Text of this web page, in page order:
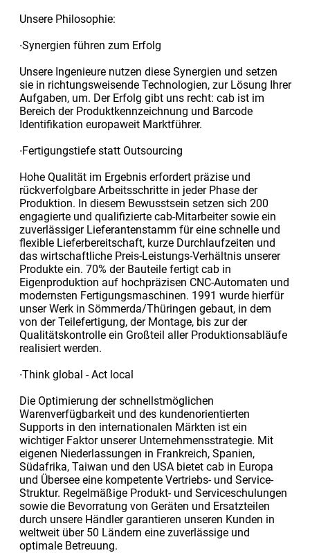
Unsere Philosophie:
∙Synergien führen zum Erfolg
Unsere Ingenieure nutzen diese Synergien und setzen
sie in richtungsweisende Technologien, zur Lösung Ihrer
Aufgaben, um. Der Erfolg gibt uns recht: cab ist im
Bereich der Produktkennzeichnung und Barcode
Identifikation europaweit Marktführer.
∙Fertigungstiefe statt Outsourcing
Hohe Qualität im Ergebnis erfordert präzise und
rückverfolgbare Arbeitsschritte in jeder Phase der
Produktion. In diesem Bewusstsein setzen sich 200
engagierte und qualifizierte cab-Mitarbeiter sowie ein
zuverlässiger Lieferantenstamm für eine schnelle und
flexible Lieferbereitschaft, kurze Durchlaufzeiten und
das wirtschaftliche Preis-Leistungs-Verhältnis unserer
Produkte ein. 70% der Bauteile fertigt cab in
Eigenproduktion auf hochpräzisen CNC-Automaten und
modernsten Fertigungsmaschinen. 1991 wurde hierfür
unser Werk in Sömmerda/Thüringen gebaut, in dem
von der Teilefertigung, der Montage, bis zur der
Qualitätskontrolle ein Großteil aller Produktionsabläufe
realisiert werden.
∙Think global - Act local
Die Optimierung der schnellstmöglichen
Warenverfügbarkeit und des kundenorientierten
Supports in den internationalen Märkten ist ein
wichtiger Faktor unserer Unternehmensstrategie. Mit
eigenen Niederlassungen in Frankreich, Spanien,
Südafrika, Taiwan und den USA bietet cab in Europa
und Übersee eine kompetente Vertriebs- und Service-
Struktur. Regelmäßige Produkt- und Serviceschulungen
sowie die Bevorratung von Geräten und Ersatzteilen
durch unsere Händler garantieren unseren Kunden in
weltweit über 50 Ländern eine zuverlässige und
optimale Betreuung.